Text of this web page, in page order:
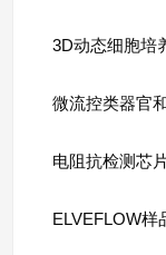
3D动态细胞培
微流控类器官
电阻抗检测芯
ELVEFLOW样